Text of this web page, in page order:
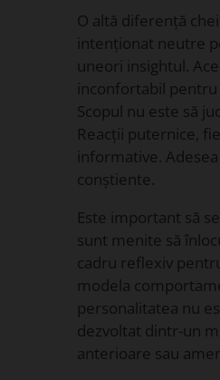
O altă diferență
intenționat neutre
uneori insightul.
inconfortabil
Scopul nu este să
Reacții puternice,
informative.
conștiente.
Este important să
sunt menite să
cadru reflexiv
modela
personalitatea nu
dezvoltat dintr-un
anterioare sau